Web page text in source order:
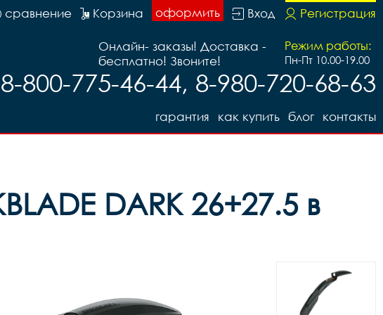
Регистрация
Вход
оформить
Корзина
сравнение
Режим работы:
Пн-Пт 10.00-19.00
Онлайн- заказы! Доставка -
бесплатно! Звоните!
8-800-775-46-44, 8-980-720-68-63
контакты
блог
как купить
гарантия
DARK 26+27.5 в